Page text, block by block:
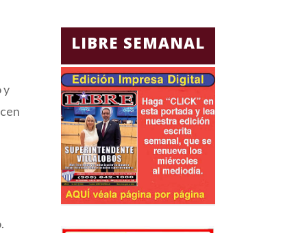
y
LIBRE SEMANAL